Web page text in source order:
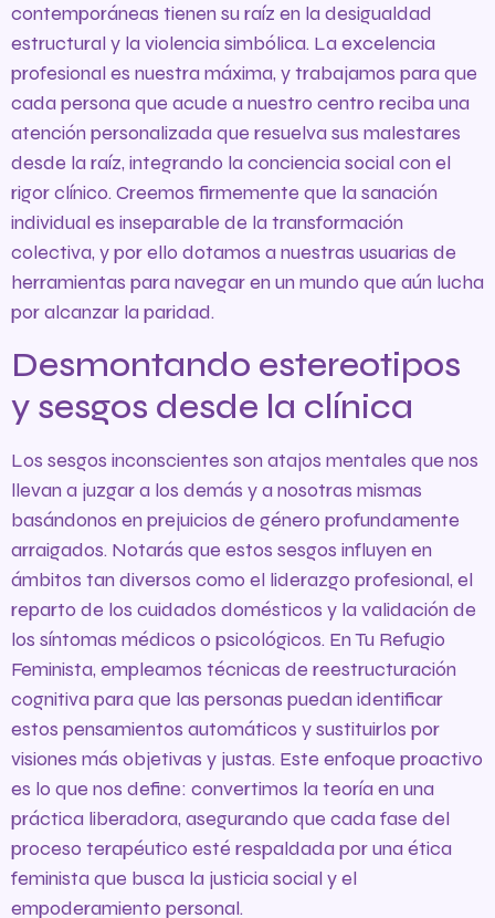
contemporáneas tienen su raíz en la desigualdad
estructural y la violencia simbólica. La excelencia
profesional es nuestra máxima, y trabajamos para que
cada persona que acude a nuestro centro reciba una
atención personalizada que resuelva sus malestares
desde la raíz, integrando la conciencia social con el
rigor clínico. Creemos firmemente que la sanación
individual es inseparable de la transformación
colectiva, y por ello dotamos a nuestras usuarias de
herramientas para navegar en un mundo que aún lucha
por alcanzar la paridad.
Desmontando estereotipos
y sesgos desde la clínica
Los sesgos inconscientes son atajos mentales que nos
llevan a juzgar a los demás y a nosotras mismas
basándonos en prejuicios de género profundamente
arraigados. Notarás que estos sesgos influyen en
ámbitos tan diversos como el liderazgo profesional, el
reparto de los cuidados domésticos y la validación de
los síntomas médicos o psicológicos. En Tu Refugio
Feminista, empleamos técnicas de reestructuración
cognitiva para que las personas puedan identificar
estos pensamientos automáticos y sustituirlos por
visiones más objetivas y justas. Este enfoque proactivo
es lo que nos define: convertimos la teoría en una
práctica liberadora, asegurando que cada fase del
proceso terapéutico esté respaldada por una ética
feminista que busca la justicia social y el
empoderamiento personal.